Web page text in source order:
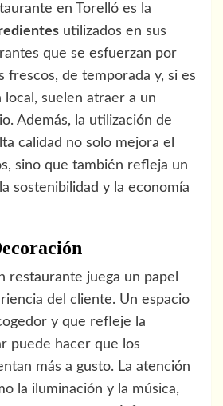
en Torelló es la
utilizados en sus
que se esfuerzan por
frescos, de temporada y, si es
local, suelen atraer a un
Además, la utilización de
calidad no solo mejora el
sino que también refleja un
sostenibilidad y la economía
restaurante juega un papel
del cliente. Un espacio
y que refleje la
puede hacer que los
más a gusto. La atención
la iluminación y la música,